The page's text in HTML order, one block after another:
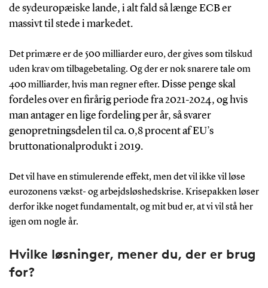
de sydeuropæiske lande, i alt fald så længe ECB er
massivt til stede i markedet.
Det primære er de 500 milliarder euro, der gives som tilskud
uden krav om tilbagebetaling. Og der er nok snarere tale om
400 milliarder, hvis man regner efter. Disse penge skal
fordeles over en firårig periode fra 2021-2024, og hvis
man antager en lige fordeling per år, så svarer
genopretningsdelen til ca. 0,8 procent af EU’s
bruttonationalprodukt i 2019.
Det vil have en stimulerende effekt, men det vil ikke vil løse
eurozonens vækst- og arbejdsløshedskrise. Krisepakken løser
derfor ikke noget fundamentalt, og mit bud er, at vi vil stå her
igen om nogle år.
Hvilke løsninger, mener du, der er brug
for?